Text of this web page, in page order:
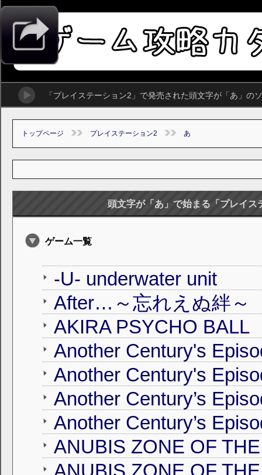
「プレイステーション2」で発売された頭文字が「あ」の
トップページ プレイステーション2 あ
頭文字が「あ」で始まる「プレイス
ゲーム一覧
-U- underwater unit
After…～忘れえぬ絆～
AKIRA PSYCHO BALL
Another Century's
Another Century's
Another Century’s
ANUBIS ZONE OF